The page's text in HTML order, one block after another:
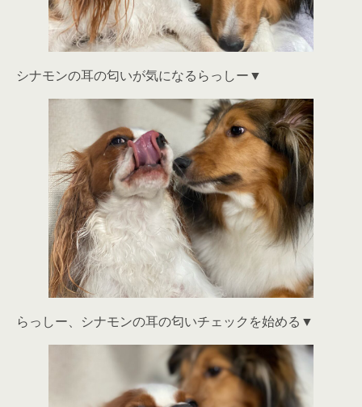
シナモンの耳の匂いが気になるらっしー▼
らっしー、シナモンの耳の匂いチェックを始める▼